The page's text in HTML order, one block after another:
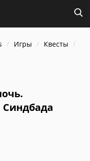
Игры
Квесты